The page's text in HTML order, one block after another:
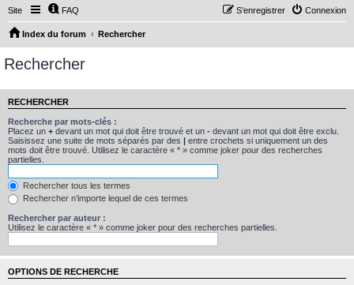
Site FAQ Connexion
S’enregistrer
Index du forum Rechercher
Rechercher
RECHERCHER
Recherche par mots-clés :
Placez un + devant un mot qui doit être trouvé et un - devant un mot qui doit être exclu.
Saisissez une suite de mots séparés par des | entre crochets si uniquement un des
mots doit être trouvé. Utilisez le caractère « * » comme joker pour des recherches
partielles.
Rechercher tous les termes
Rechercher n’importe lequel de ces termes
Rechercher par auteur :
Utilisez le caractère « * » comme joker pour des recherches partielles.
OPTIONS DE RECHERCHE